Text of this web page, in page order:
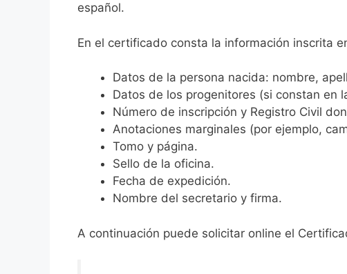
español.
En el certificado consta la información inscrita
Datos de la persona nacida: nombre,
Datos de los progenitores (si constan en
Número de inscripción y Registro Civil
Anotaciones marginales (por ejemplo,
Tomo y página.
Sello de la oficina.
Fecha de expedición.
Nombre del secretario y firma.
A continuación puede solicitar online el